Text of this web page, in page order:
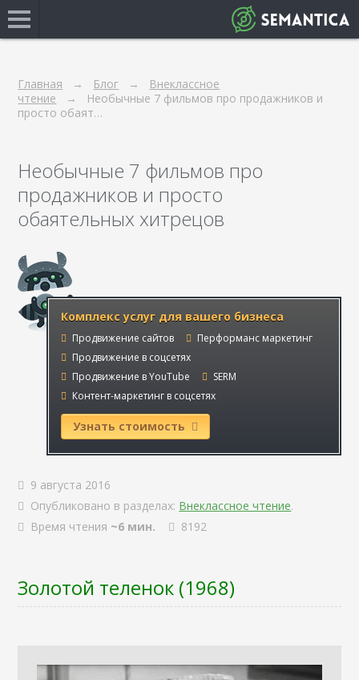
Главная Блог
Внеклассное
чтение
Необычные 7 фильмов про продажников и
просто обаят…
Необычные 7 фильмов про
продажников и просто
обаятельных хитрецов
Комплекс услуг для вашего бизнеса
Продвижение сайтов
Перформанс маркетинг
Продвижение в соцсетях
Продвижение в YouTube
SERM
Контент-маркетинг в соцсетях
Узнать стоимость
9 августа 2016
Опубликовано в разделах: Внеклассное чтение.
Время чтения ~6 мин. 8192
Золотой теленок (1968)